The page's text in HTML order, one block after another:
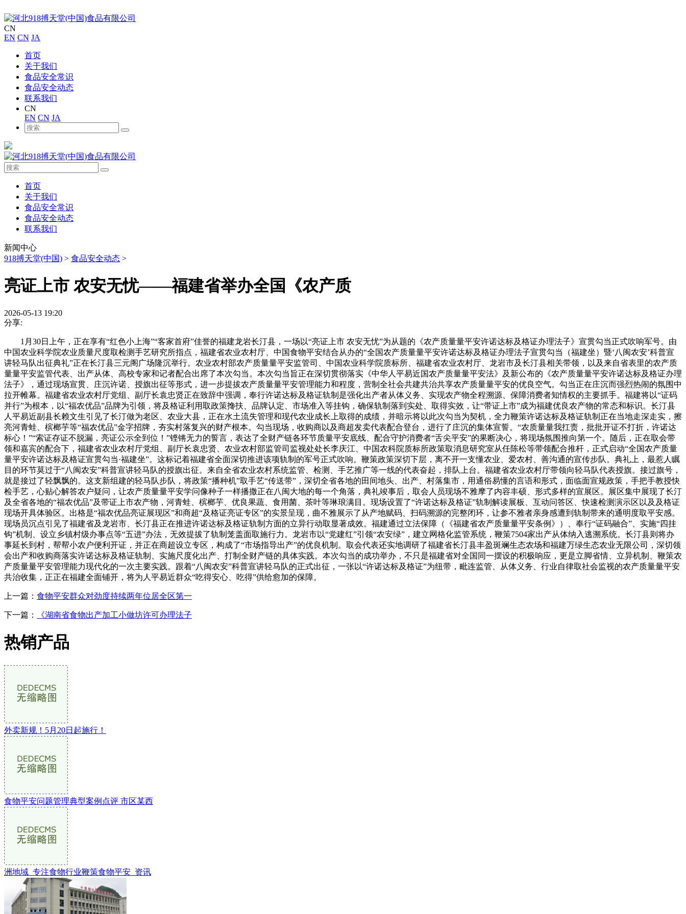
CN
EN CN JA
首页
关于我们
食品安全常识
食品安全动态
联系我们
CN
EN CN JA
首页
关于我们
食品安全常识
食品安全动态
联系我们
新闻中心
918搏天堂(中国) > 食品安全动态 >
亮证上市 农安无忧——福建省举办全国《农产质
2026-05-13 19:20
分享:
1月30日上午，正在享有“红色小上海”“客家首府”佳誉的福建龙岩长汀县，一场以“亮证上市 农安无忧”为从题的《农产质量量平安许诺达标及格证办理法子》宣贯勾当正式吹响军号。由
中国农业科学院农业质量尺度取检测手艺研究所指点，福建省农业农村厅、中国食物平安结合从办的“全国农产质量量平安许诺达标及格证办理法子宣贯勾当（福建坐）暨‘八闽农安’科普宣
讲轻马队出征典礼”正在长汀县三元阁广场隆沉举行。农业农村部农产质量量平安监管司、中国农业科学院质标所、福建省农业农村厅、龙岩市及长汀县相关带领，以及来自省表里的农产质
量量平安监管代表、出产从体、高校专家和记者配合出席了本次勾当。本次勾当旨正在深切贯彻落实《中华人平易近国农产质量量平安法》及新公布的《农产质量量平安许诺达标及格证办理
法子》，通过现场宣贯、庄沉许诺、授旗出征等形式，进一步提拔农产质量量平安管理能力和程度，营制全社会共建共治共享农产质量量平安的优良空气。勾当正在庄沉而强烈热闹的氛围中
拉开帷幕。福建省农业农村厅党组、副厅长袁忠贤正在致辞中强调，奉行许诺达标及格证轨制是强化出产者从体义务、实现农产物全程溯源、保障消费者知情权的主要抓手。福建将以“证码
并行”为根本，以“福农优品”品牌为引领，将及格证利用取政策搀扶、品牌认定、市场准入等挂钩，确保轨制落到实处、取得实效，让“带证上市”成为福建优良农产物的常态和标识。长汀县
人平易近副县长赖文生引见了长汀做为老区、农业大县，正在水土流失管理和现代农业成长上取得的成绩，并暗示将以此次勾当为契机，全力鞭策许诺达标及格证轨制正在当地走深走实，擦
亮河青蛙、槟榔芋等“福农优品”金字招牌，夯实村落复兴的财产根本。勾当现场，收购商以及商超发卖代表配合登台，进行了庄沉的集体宣誓。“农质量量我扛责，批批开证不打折，许诺达
标心！”“索证存证不脱漏，亮证公示全到位！”铿锵无力的誓言，表达了全财产链各环节质量平安底线、配合守护消费者“舌尖平安”的果断决心，将现场氛围推向第一个。随后，正在取会带
领和嘉宾的配合下，福建省农业农村厅党组、副厅长袁忠贤、农业农村部监管司监视处处长李庆江、中国农科院质标所政策取消息研究室从任陈松等带领配合推杆，正式启动“全国农产质量
量平安许诺达标及格证宣贯勾当·福建坐”。这标记着福建省全面深切推进该项轨制的军号正式吹响。鞭策政策深切下层，离不开一支懂农业、爱农村、善沟通的宣传步队。典礼上，最惹人瞩
目的环节莫过于“八闽农安”科普宣讲轻马队的授旗出征。来自全省农业农村系统监管、检测、手艺推广等一线的代表奋起，排队上台。福建省农业农村厅带领向轻马队代表授旗。接过旗号，
就是接过了轻飘飘的。这支新组建的轻马队步队，将政策“播种机”取手艺“传送带”，深切全省各地的田间地头、出产、村落集市，用通俗易懂的言语和形式，面临面宣规政策，手把手教授快
检手艺，心贴心解答农户疑问，让农产质量量平安学问像种子一样播撒正在八闽大地的每一个角落，典礼竣事后，取会人员现场不雅摩了内容丰硕、形式多样的宣展区。展区集中展现了长汀
及全省各地的“福农优品”及带证上市农产物，河青蛙、槟榔芋、优良果蔬、食用菌、茶叶等琳琅满目。现场设置了“许诺达标及格证”轨制解读展板、互动问答区、快速检测演示区以及及格证
现场开具体验区。出格是“福农优品亮证展现区”和商超“及格证亮证专区”的实景呈现，曲不雅展示了从产地赋码、扫码溯源的完整闭环，让参不雅者亲身感遭到轨制带来的通明度取平安感。
现场员沉点引见了福建省及龙岩市、长汀县正在推进许诺达标及格证轨制方面的立异行动取显著成效。福建通过立法保障（《福建省农产质量量平安条例》）、奉行“证码融合”、实施“四挂
钩”机制、设立乡镇村级办事点等“五进”办法，无效提拔了轨制笼盖面取施行力。龙岩市以“党建红”引领“农安绿”，建立网格化监管系统，鞭策7504家出产从体纳入逃溯系统。长汀县则将办
事延长到村，帮帮小农户便利开证，并正在商超设立专区，构成了“市场指导出产”的优良机制。取会代表还实地调研了福建省长汀县丰盈斑斓生态农场和福建万绿生态农业无限公司，深切领
会出产和收购商落实许诺达标及格证轨制、实施尺度化出产、打制全财产链的具体实践。本次勾当的成功举办，不只是福建省对全国同一摆设的积极响应，更是立脚省情、立异机制、鞭策农
产质量量平安管理能力现代化的一次主要实践。跟着“八闽农安”科普宣讲轻马队的正式出征，一张以“许诺达标及格证”为纽带，毗连监管、从体义务、行业自律取社会监视的农产质量量平安
共治收集，正正在福建全面铺开，将为人平易近群众“吃得安心、吃得”供给愈加的保障。
上一篇： 食物平安群众对劲度持续两年位居全区第一
下一篇： 《湖南省食物出产加工小做坊许可办理法子
热销产品
外卖新规！5月20日起施行！
食物平安问题管理典型案例点评 市区某西
洲地域_专注食物行业鞭策食物平安_资讯